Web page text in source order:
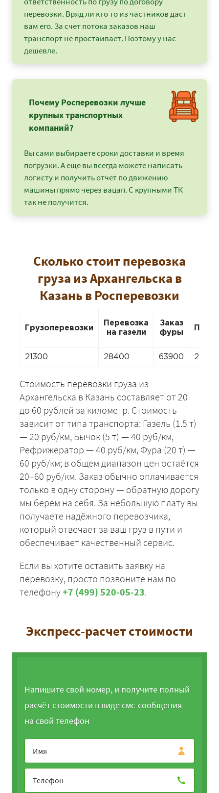
перевозки. Вряд ли кто то из частников даст
вам его. За счет потока заказов наш
транспорт не простаивает. Поэтому у нас
дешевле.
Почему Росперевозки лучше
крупных транспортных
компаний?
Вы сами выбираете сроки доставки и время
погрузки. А еще вы всегда можете написать
логисту и получить отчет по движению
машины прямо через вацап. С крупными ТК
так не получится.
Сколько стоит перевозка
груза из Архангельска в
Казань в Росперевозки
Грузоперевозки
Перевозка
на газели
Заказ
фуры
21300 28400 63900
Стоимость перевозки груза из
Архангельска в Казань составляет от 20
до 60 рублей за километр. Стоимость
зависит от типа транспорта: Газель (1.5 т)
— 20 руб/км, Бычок (5 т) — 40 руб/км,
Рефрижератор — 40 руб/км, Фура (20 т) —
60 руб/км; в общем диапазон цен остаётся
20–60 руб/км. Заказ обычно оплачивается
только в одну сторону — обратную дорогу
мы берём на себя. За небольшую плату вы
получаете надёжного перевозчика,
который отвечает за ваш груз в пути и
обеспечивает качественный сервис.
Если вы хотите оставить заявку на
перевозку, просто позвоните нам по
телефону+7 (499) 520-05-23.
Экспресс-расчет стоимости
Напишите свой номер, и получите полный
расчёт стоимости в виде смс-сообщения
на свой телефон